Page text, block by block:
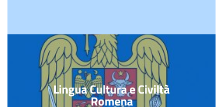
Lingua Cultura e Civiltà
Romena